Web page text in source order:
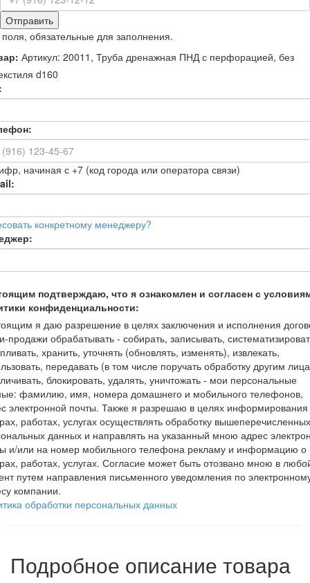
Отправить
обязательные для заполнения.
Артикул: 20011, Труба дренажная ПНД с перфорацией, без
d160
начиная с +7 (код города или оператора связи)
конкретному менеджеру?
подтверждаю, что я ознакомлен и согласен с
конфиденциальности:
я даю разрешение в целях заключения и исполнения
продажи обрабатывать - собирать, записывать,
хранить, уточнять (обновлять, изменять), извлекать,
передавать (в том числе поручать обработку другим
блокировать, удалять, уничтожать - мои персональные
фамилию, имя, номера домашнего и мобильного телефонов,
электронной почты. Также я разрешаю в целях
работах, услугах осуществлять обработку вышеперечисленных
данных и направлять на указанный мною адрес
и/или на номер мобильного телефона рекламу и информацию о
работах, услугах. Согласие может быть отозвано мною в
путем направления письменного уведомления по
компании.
обработки персональных данных
Подробное описание товара